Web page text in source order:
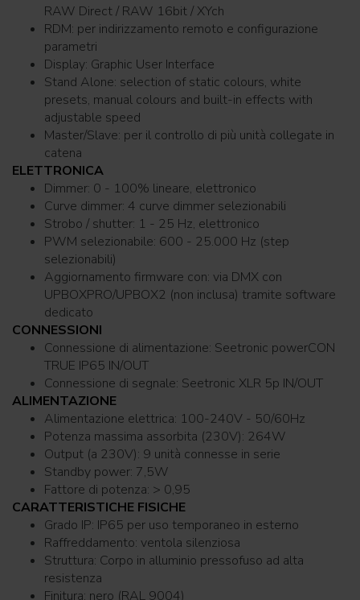
RAW Direct / RAW 16bit / XYch
RDM: per indirizzamento remoto e configurazione
parametri
Display: Graphic User Interface
Stand Alone: selection of static colours, white
presets, manual colours and built-in effects with
adjustable speed
Master/Slave: per il controllo di più unità collegate in
catena
ELETTRONICA
Dimmer: 0 - 100% lineare, elettronico
Curve dimmer: 4 curve dimmer selezionabili
Strobo / shutter: 1 - 25 Hz, elettronico
PWM selezionabile: 600 - 25.000 Hz (step
selezionabili)
Aggiornamento firmware con: via DMX con
UPBOXPRO/UPBOX2 (non inclusa) tramite software
dedicato
CONNESSIONI
Connessione di alimentazione: Seetronic powerCON
TRUE IP65 IN/OUT
Connessione di segnale: Seetronic XLR 5p IN/OUT
ALIMENTAZIONE
Alimentazione elettrica: 100-240V - 50/60Hz
Potenza massima assorbita (230V): 264W
Output (a 230V): 9 unità connesse in serie
Standby power: 7,5W
Fattore di potenza: > 0,95
CARATTERISTICHE FISICHE
Grado IP: IP65 per uso temporaneo in esterno
Raffreddamento: ventola silenziosa
Struttura: Corpo in alluminio pressofuso ad alta
resistenza
Finitura: nero (RAL 9004)